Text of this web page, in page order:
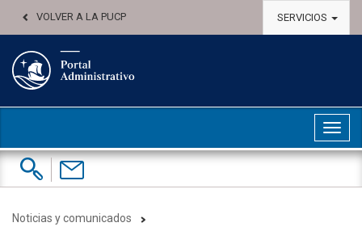
VOLVER A LA PUCP SERVICIOS
Buscar:
Contáctenos
Noticias y comunicados